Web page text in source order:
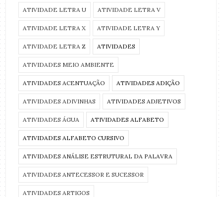
ATIVIDADE LETRA U ATIVIDADE LETRA V
ATIVIDADE LETRA X ATIVIDADE LETRA Y
ATIVIDADE LETRA Z ATIVIDADES
ATIVIDADES MEIO AMBIENTE
ATIVIDADES ACENTUAÇÃO ATIVIDADES ADIÇÃO
ATIVIDADES ADIVINHAS ATIVIDADES ADJETIVOS
ATIVIDADES ÁGUA ATIVIDADES ALFABETO
ATIVIDADES ALFABETO CURSIVO
ATIVIDADES ANÁLISE ESTRUTURAL DA PALAVRA
ATIVIDADES ANTECESSOR E SUCESSOR
ATIVIDADES ARTIGOS